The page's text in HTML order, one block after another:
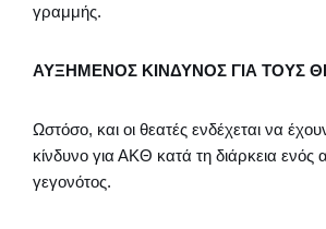
γραμμής.
ΑΥΞΗΜΕΝΟΣ ΚΙΝΔΥΝΟΣ ΓΙΑ ΤΟΥΣ
Ωστόσο, και οι θεατές ενδέχεται να
κίνδυνο για ΑΚΘ κατά τη διάρκεια ενός
γεγονότος.